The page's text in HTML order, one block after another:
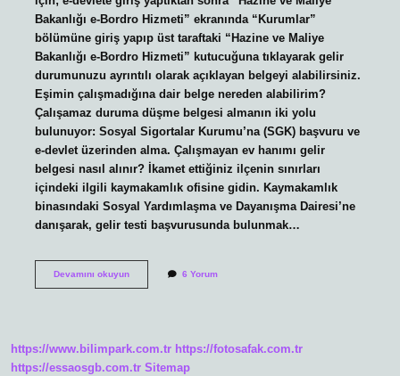
Bakanlığı e-Bordro Hizmeti” ekranında “Kurumlar”
bölümüne giriş yapıp üst taraftaki “Hazine ve Maliye
Bakanlığı e-Bordro Hizmeti” kutucuğuna tıklayarak gelir
durumunuzu ayrıntılı olarak açıklayan belgeyi alabilirsiniz.
Eşimin çalışmadığına dair belge nereden alabilirim?
Çalışamaz duruma düşme belgesi almanın iki yolu
bulunuyor: Sosyal Sigortalar Kurumu’na (SGK) başvuru ve
e-devlet üzerinden alma. Çalışmayan ev hanımı gelir
belgesi nasıl alınır? İkamet ettiğiniz ilçenin sınırları
içindeki ilgili kaymakamlık ofisine gidin. Kaymakamlık
binasındaki Sosyal Yardımlaşma ve Dayanışma Dairesi’ne
danışarak, gelir testi başvurusunda bulunmak…
Devamını okuyunEv
6 Yorum
https://www.bilimpark.com.tr https://fotosafak.com.tr
https://essaosgb.com.tr Sitemap